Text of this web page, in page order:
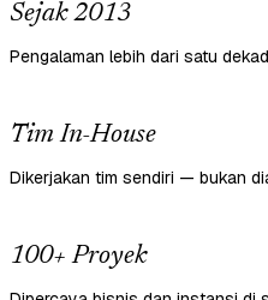
Sejak 2013
Pengalaman lebih dari satu
Tim In-House
Dikerjakan tim sendiri — bukan
100+ Proyek